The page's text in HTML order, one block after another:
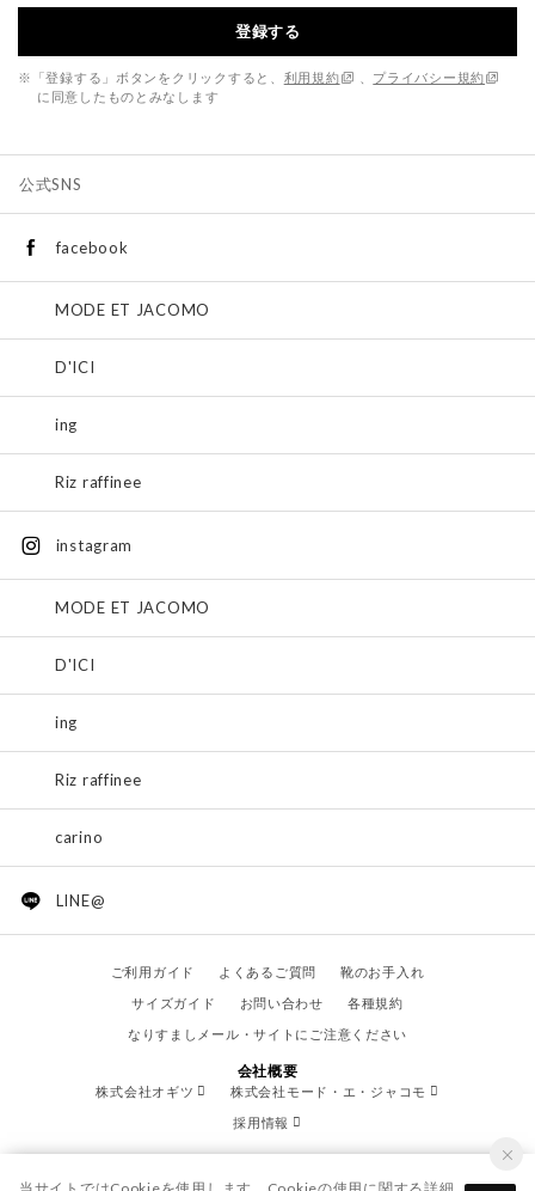
登録する
※「登録する」ボタンをクリックすると、 利用規約
プライバシー規約
に同意したものとみなします
公式SNS
facebook
MODE ET JACOMO
D'ICI
ing
Riz raffinee
instagram
MODE ET JACOMO
D'ICI
ing
Riz raffinee
carino
LINE@
ご利用ガイド よくあるご質問
靴のお手入れ
サイズガイド
お問い合わせ
各種規約
なりすましメール・サイトにご注意ください
会社概要
株式会社オギツ
株式会社モード・エ・ジャコモ
採用情報